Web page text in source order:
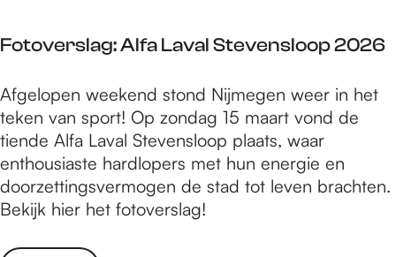
i
v
l
2
0
2
6
e
k
w
e
r
k
F
s
Fotoverslag: Alfa Laval Stevensloop 2026
F
o
t
o
v
e
Afgelopen weekend stond Nijmegen weer in het
teken van sport! Op zondag 15 maart vond de
tiende Alfa Laval Stevensloop plaats, waar
enthousiaste hardlopers met hun energie en
doorzettingsvermogen de stad tot leven brachten.
Bekijk hier het fotoverslag!